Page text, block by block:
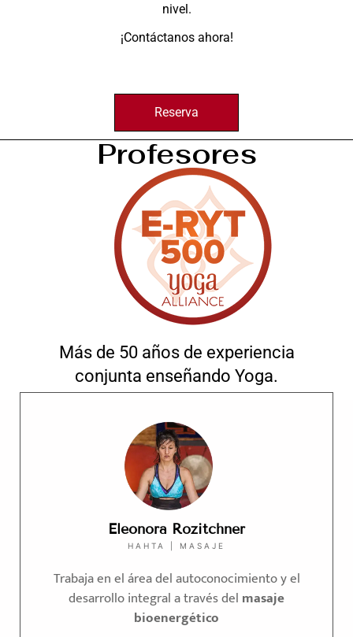
nivel.
¡Contáctanos ahora!
Reserva
Profesores
Más de 50 años de experiencia
conjunta enseñando Yoga.
Eleonora Rozitchner
HAHTA | MASAJE
Trabaja en el área del autoconocimiento y el
desarrollo integral a través del masaje
bioenergético